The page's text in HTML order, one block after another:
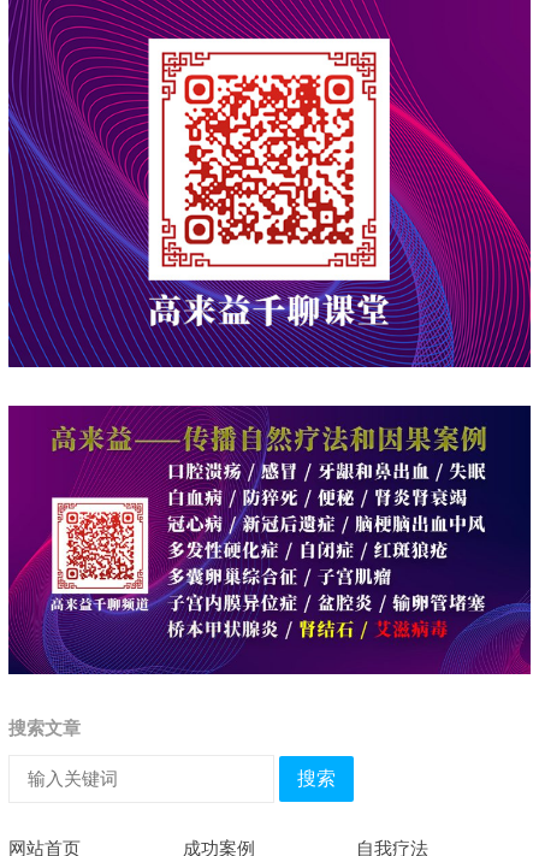
搜索文章
搜索
网站首页 成功案例 自我疗法